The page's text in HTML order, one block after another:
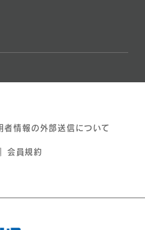
情報の外部送信について
会員規約